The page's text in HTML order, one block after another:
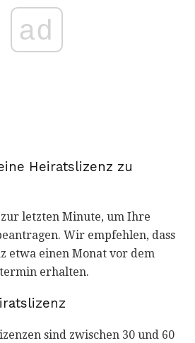
ad
Heiratslizenz zu
letzten Minute, um Ihre
Wir empfehlen, dass
etwa einen Monat vor dem
erhalten.
sind zwischen 30 und 60